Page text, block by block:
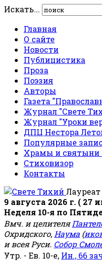
Искать...
Главная
О сайте
Новости
Публицистика
Проза
Поэзия
Авторы
Газета
Журнал "Свете
Журнал "Уроки
ДПЦ Нестора
Популярные
Храмы и святыни
Стиховизор
Контакты
9 августа 2026 г. ( 27
Неделя 10-я по
Вмч. и целителя
Охридского, Наума (
и всея Руси. Собор
Утр. - Ев. 10-е, Ин., 66